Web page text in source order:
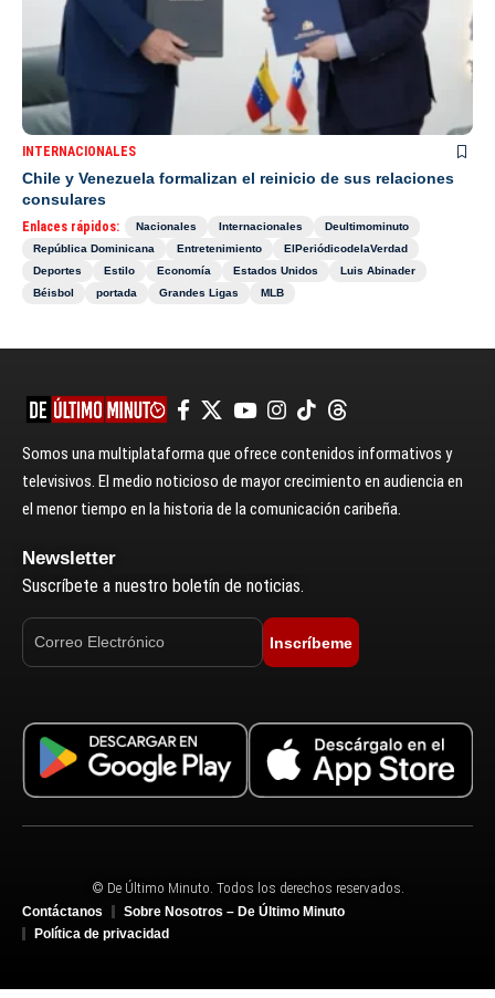
INTERNACIONALES
Chile y Venezuela formalizan el reinicio de sus relaciones
consulares
Enlaces rápidos: Nacionales Internacionales
Deultimominuto
República Dominicana
Entretenimiento
ElPeriódicodelaVerdad
Deportes
Estilo Economía Estados Unidos
Luis Abinader
Béisbol
portada Grandes Ligas MLB
Somos una multiplataforma que ofrece contenidos informativos y
televisivos. El medio noticioso de mayor crecimiento en audiencia en
el menor tiempo en la historia de la comunicación caribeña.
Newsletter
Suscríbete a nuestro boletín de noticias.
Inscríbeme
© De Último Minuto. Todos los derechos reservados.
Contáctanos
Sobre Nosotros – De Último Minuto
Política de privacidad